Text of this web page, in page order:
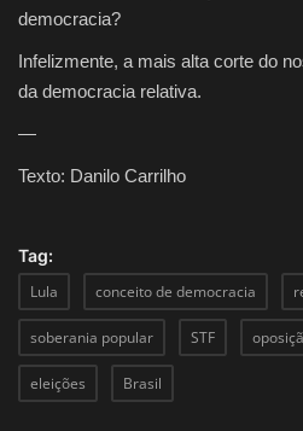
democracia?
Infelizmente, a mais alta corte do
da democracia relativa.
—
Texto: Danilo Carrilho
Tag:
Lula
conceito de democracia
soberania popular STF
eleições Brasil